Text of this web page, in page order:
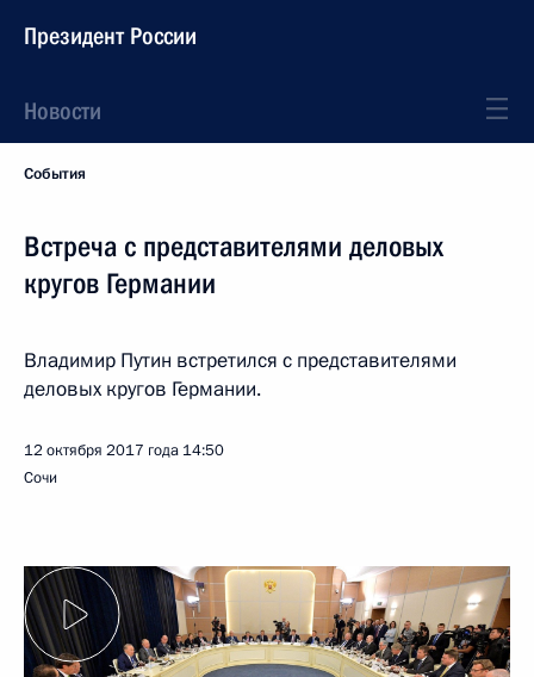
Президент России
Новости
События
Встреча с представителями деловых
кругов Германии
Владимир Путин встретился с представителями
деловых кругов Германии.
12 октября 2017 года 14:50
Сочи